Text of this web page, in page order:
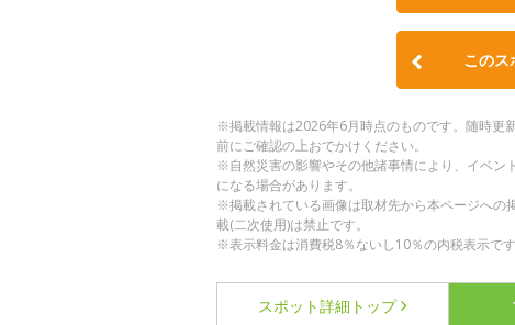
このス
※掲載情報は2026年6月時点のものです。随時更
前にご確認の上おでかけください。
※自然災害の影響やその他諸事情により、イベン
になる場合があります。
※掲載されている画像は取材先から本ページへの
載(二次使用)は禁止です。
※表示料金は消費税8％ないし10％の内税表示です
スポット詳細 トップ